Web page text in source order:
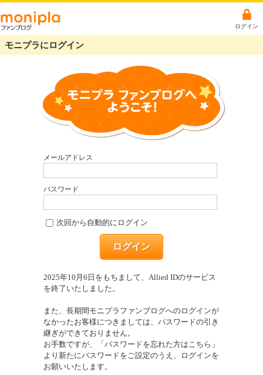
ログイン
モニプラにログイン
メールアドレス
パスワード
次回から自動的にログイン
ログイン
2025年10月6日をもちまして、Allied IDのサービス
を終了いたしました。
また、長期間モニプラファンブログへのログインが
なかったお客様につきましては、パスワードの引き
継ぎができておりません。
お手数ですが、「パスワードを忘れた方はこちら」
より新たにパスワードをご設定のうえ、ログインを
お願いいたします。